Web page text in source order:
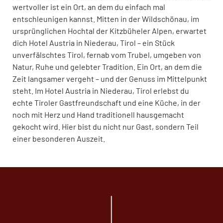
wertvoller ist ein Ort, an dem du einfach mal
entschleunigen kannst. Mitten in der Wildschönau, im
ursprünglichen Hochtal der Kitzbüheler Alpen, erwartet
dich Hotel Austria in Niederau, Tirol – ein Stück
unverfälschtes Tirol, fernab vom Trubel, umgeben von
Natur, Ruhe und gelebter Tradition. Ein Ort, an dem die
Zeit langsamer vergeht – und der Genuss im Mittelpunkt
steht. Im Hotel Austria in Niederau, Tirol erlebst du
echte Tiroler Gastfreundschaft und eine Küche, in der
noch mit Herz und Hand traditionell hausgemacht
gekocht wird. Hier bist du nicht nur Gast, sondern Teil
einer besonderen Auszeit.